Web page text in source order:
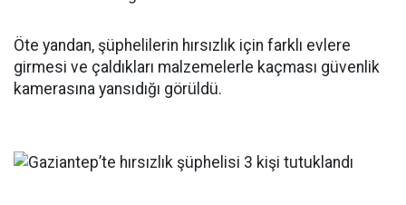
Öte yandan, şüphelilerin hırsızlık için farklı evlere
girmesi ve çaldıkları malzemelerle kaçması güvenlik
kamerasına yansıdığı görüldü.